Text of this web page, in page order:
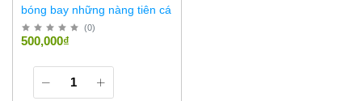
bóng bay những nàng tiên cá
(0)
500,000₫